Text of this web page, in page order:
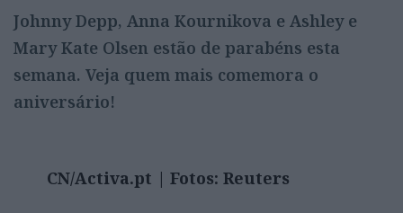
Johnny Depp, Anna Kournikova e Ashley e
Mary Kate Olsen estão de parabéns esta
semana. Veja quem mais comemora o
aniversário!
CN/Activa.pt | Fotos: Reuters